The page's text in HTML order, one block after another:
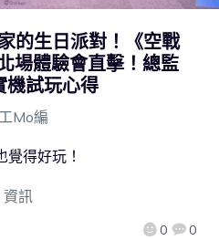
的生日派對！《空戰
場體驗會直擊！總監
機試玩心得
Mo編
0 0
得好玩！
資訊